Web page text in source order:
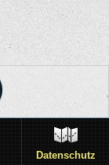
Datenschutz